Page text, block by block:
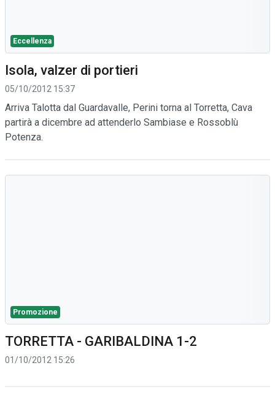
Eccellenza
Isola, valzer di portieri
05/10/2012 15:37
Arriva Talotta dal Guardavalle, Perini torna al Torretta, Cava
partirà a dicembre ad attenderlo Sambiase e Rossoblù
Potenza.
Promozione
TORRETTA - GARIBALDINA 1-2
01/10/2012 15:26